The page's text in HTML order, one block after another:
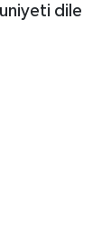
dile